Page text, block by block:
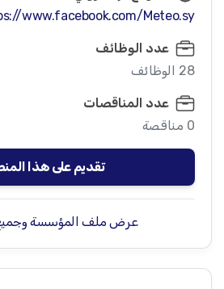
www.facebook.com/Meteo.sy
عدد الوظائف
28 الوظائف
عدد المناقصات
0 مناقصة
تقديم على هذا
عرض ملف المؤسسة